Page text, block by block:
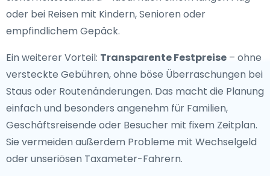
oder bei Reisen mit Kindern, Senioren oder
empfindlichem Gepäck.
Ein weiterer Vorteil: Transparente Festpreise – ohne
versteckte Gebühren, ohne böse Überraschungen bei
Staus oder Routenänderungen. Das macht die Planung
einfach und besonders angenehm für Familien,
Geschäftsreisende oder Besucher mit fixem Zeitplan.
Sie vermeiden außerdem Probleme mit Wechselgeld
oder unseriösen Taxameter-Fahrern.